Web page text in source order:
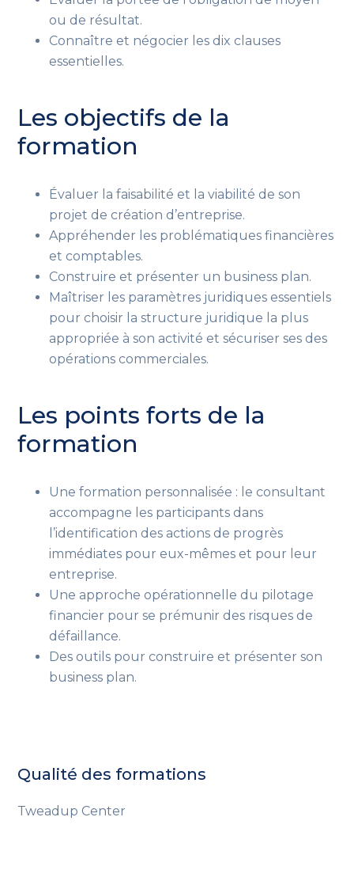
ou de résultat.
Connaître et négocier les dix clauses
essentielles.
Les objectifs de la
formation
Évaluer la faisabilité et la viabilité de son
projet de création d’entreprise.
Appréhender les problématiques financières
et comptables.
Construire et présenter un business plan.
Maîtriser les paramètres juridiques essentiels
pour choisir la structure juridique la plus
appropriée à son activité et sécuriser ses des
opérations commerciales.
Les points forts de la
formation
Une formation personnalisée : le consultant
accompagne les participants dans
l’identification des actions de progrès
immédiates pour eux-mêmes et pour leur
entreprise.
Une approche opérationnelle du pilotage
financier pour se prémunir des risques de
défaillance.
Des outils pour construire et présenter son
business plan.
Qualité des formations
Tweadup Center